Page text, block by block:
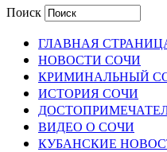
Поиск
ГЛАВНАЯ
НОВОСТИ СОЧИ
КРИМИНАЛЬНЫЙ
ИСТОРИЯ СОЧИ
ВИДЕО О СОЧИ
КУБАНСКИЕ